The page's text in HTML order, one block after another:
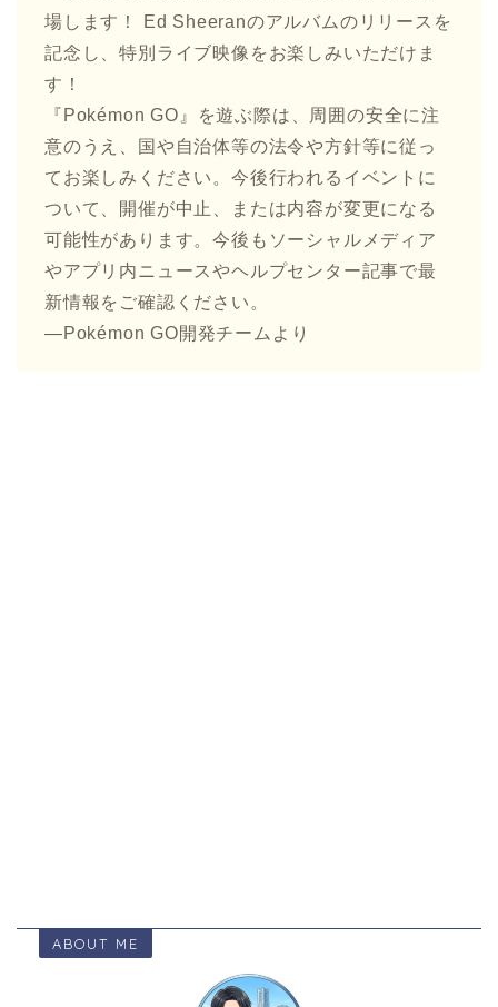
場します！ Ed Sheeranのアルバムのリリースを
記念し、特別ライブ映像をお楽しみいただけま
す！
『Pokémon GO』を遊ぶ際は、周囲の安全に注
意のうえ、国や自治体等の法令や方針等に従っ
てお楽しみください。今後行われるイベントに
ついて、開催が中止、または内容が変更になる
可能性があります。今後もソーシャルメディア
やアプリ内ニュースやヘルプセンター記事で最
新情報をご確認ください。
—Pokémon GO開発チームより
ABOUT ME